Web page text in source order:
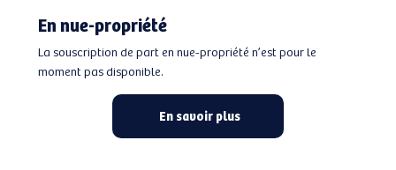
En nue-propriété
La souscription de part en nue-propriété n’est pour le
moment pas disponible.
En savoir plus